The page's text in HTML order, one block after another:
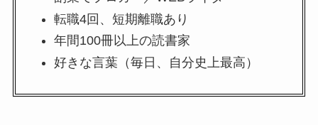
転職4回、短期離職あり
年間100冊以上の読書家
好きな言葉（毎日、自分史上最高）